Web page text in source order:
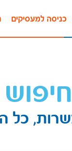
כניסה למעסיקים
כל